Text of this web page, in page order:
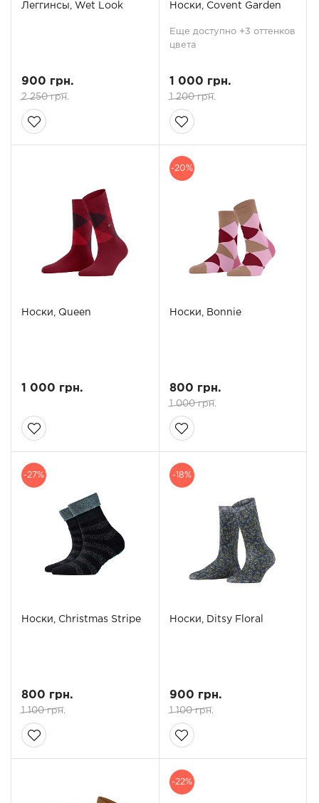
Леггинсы, Wet Look
900 грн.
2 250 грн.
Носки, Covent Garden
Еще доступно +3 оттенков
цвета
1 000 грн.
1 200 грн.
Носки, Queen
1 000 грн.
-20%
Носки, Bonnie
800 грн.
1 000 грн.
-27%
Носки, Christmas Stripe
800 грн.
1 100 грн.
-18%
Носки, Ditsy Floral
900 грн.
1 100 грн.
-22%